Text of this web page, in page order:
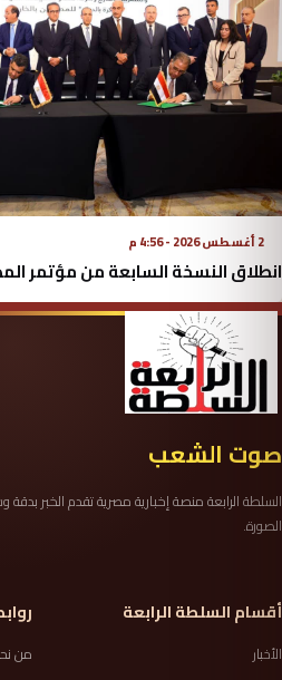
2 أغسطس 2026 - 4:56 م
انطلاق النسخة السابعة من مؤتمر
صوت الشعب
السلطة الرابعة منصة إخبارية مصرية تقدم الخبر
الصورة.
أقسام السلطة الرابعة
الأخبار
من